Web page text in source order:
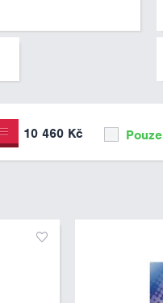
10 460 Kč